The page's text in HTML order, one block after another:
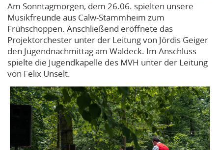
Am Sonntagmorgen, dem 26.06. spielten unsere
Musikfreunde aus Calw-Stammheim zum
Frühschoppen. Anschließend eröffnete das
Projektorchester unter der Leitung von Jördis Geiger
den Jugendnachmittag am Waldeck. Im Anschluss
spielte die Jugendkapelle des MVH unter der Leitung
von Felix Unselt.